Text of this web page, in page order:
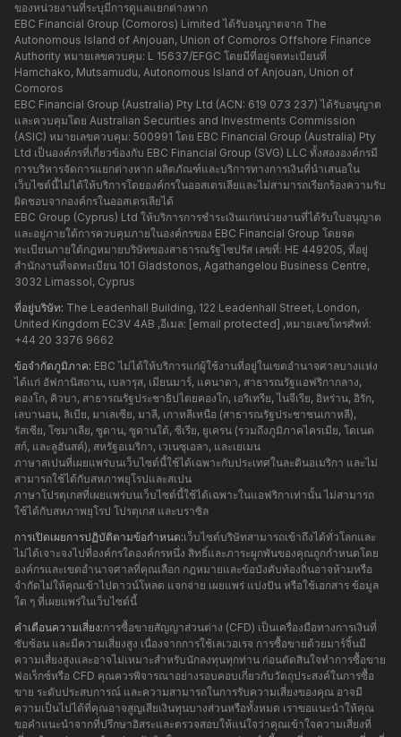
ของหน่วยงานที่ระบุมีการดูแลแยกต่างหาก
EBC Financial Group (Comoros) Limited ได้รับอนุญาตจาก The
Autonomous Island of Anjouan, Union of Comoros Offshore Finance
Authority หมายเลขควบคุม: L 15637/EFGC โดยมีที่อยู่จดทะเบียนที่
Hamchako, Mutsamudu, Autonomous Island of Anjouan, Union of
Comoros
EBC Financial Group (Australia) Pty Ltd (ACN: 619 073 237) ได้รับอนุญาต
และควบคุมโดย Australian Securities and Investments Commission
(ASIC) หมายเลขควบคุม: 500991 โดย EBC Financial Group (Australia) Pty
Ltd เป็นองค์กรที่เกี่ยวข้องกับ EBC Financial Group (SVG) LLC ทั้งสององค์กรมี
การบริหารจัดการแยกต่างหาก ผลิตภัณฑ์และบริการทางการเงินที่นำเสนอใน
เว็บไซต์นี้ไม่ได้ให้บริการโดยองค์กรในออสเตรเลียและไม่สามารถเรียกร้องความรับ
ผิดชอบจากองค์กรในออสเตรเลียได้
EBC Group (Cyprus) Ltd ให้บริการการชำระเงินแก่หน่วยงานที่ได้รับใบอนุญาต
และอยู่ภายใต้การควบคุมภายในองค์กรของ EBC Financial Group โดยจด
ทะเบียนภายใต้กฎหมายบริษัทของสาธารณรัฐไซปรัส เลขที่: HE 449205, ที่อยู่
สำนักงานที่จดทะเบียน 101 Gladstonos, Agathangelou Business Centre,
3032 Limassol, Cyprus
ที่อยู่บริษัท: The Leadenhall Building, 122 Leadenhall Street, London,
United Kingdom EC3V 4AB ,อีเมล: [email protected] ,หมายเลขโทรศัพท์:
+44 20 3376 9662
ข้อจำกัดภูมิภาค: EBC ไม่ได้ให้บริการแก่ผู้ใช้งานที่อยู่ในเขตอำนาจศาลบางแห่ง
ได้แก่ อัฟกานิสถาน, เบลารุส, เมียนมาร์, แคนาดา, สาธารณรัฐแอฟริกากลาง,
คองโก, คิวบา, สาธารณรัฐประชาธิปไตยคองโก, เอริเทรีย, ไนจีเรีย, อิหร่าน, อิรัก,
เลบานอน, ลิเบีย, มาเลเซีย, มาลี, เกาหลีเหนือ (สาธารณรัฐประชาชนเกาหลี),
รัสเซีย, โซมาเลีย, ซูดาน, ซูดานใต้, ซีเรีย, ยูเครน (รวมถึงภูมิภาคไครเมีย, โดเนต
สก์, และลูฮันสค์), สหรัฐอเมริกา, เวเนซุเอลา, และเยเมน
ภาษาสเปนที่เผยแพร่บนเว็บไซต์นี้ใช้ได้เฉพาะกับประเทศในละตินอเมริกา และไม่
สามารถใช้ได้กับสหภาพยุโรปและสเปน
ภาษาโปรตุเกสที่เผยแพร่บนเว็บไซต์นี้ใช้ได้เฉพาะในแอฟริกาเท่านั้น ไม่สามารถ
ใช้ได้กับสหภาพยุโรป โปรตุเกส และบราซิล
การเปิดเผยการปฏิบัติตามข้อกำหนด:เว็บไซต์บริษัทสามารถเข้าถึงได้ทั่วโลกและ
ไม่ได้เจาะจงไปที่องค์กรใดองค์กรหนึ่ง สิทธิ์และภาระผูกพันของคุณถูกกำหนดโดย
องค์กรและเขตอำนาจศาลที่คุณเลือก กฎหมายและข้อบังคับท้องถิ่นอาจห้ามหรือ
จำกัดไม่ให้คุณเข้าไปดาวน์โหลด แจกจ่าย เผยแพร่ แบ่งปัน หรือใช้เอกสาร ข้อมูล
ใด ๆ ที่เผยแพร่ในเว็บไซต์นี้
คำเตือนความเสี่ยง:การซื้อขายสัญญาส่วนต่าง (CFD) เป็นเครื่องมือทางการเงินที่
ซับซ้อน และมีความเสี่ยงสูง เนื่องจากการใช้เลเวอเรจ การซื้อขายด้วยมาร์จิ้นมี
ความเสี่ยงสูงและอาจไม่เหมาะสำหรับนักลงทุนทุกท่าน ก่อนตัดสินใจทำการซื้อขาย
ฟอเร็กซ์หรือ CFD คุณควรพิจารณาอย่างรอบคอบเกี่ยวกับวัตถุประสงค์ในการซื้อ
ขาย ระดับประสบการณ์ และความสามารถในการรับความเสี่ยงของคุณ อาจมี
ความเป็นไปได้ที่คุณอาจสูญเสียเงินทุนบางส่วนหรือทั้งหมด เราขอแนะนำให้คุณ
ขอคำแนะนำจากที่ปรึกษาอิสระและตรวจสอบให้แน่ใจว่าคุณเข้าใจความเสี่ยงที่